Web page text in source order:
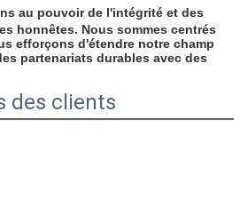
au pouvoir de l'intégrité et des
honnêtes. Nous sommes centrés
efforçons d'étendre notre champ
partenariats durables avec des
des clients